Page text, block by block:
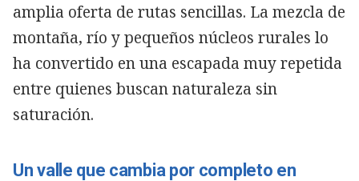
amplia oferta de rutas sencillas. La mezcla de
montaña, río y pequeños núcleos rurales lo
ha convertido en una escapada muy repetida
entre quienes buscan naturaleza sin
saturación.
Un valle que cambia por completo en